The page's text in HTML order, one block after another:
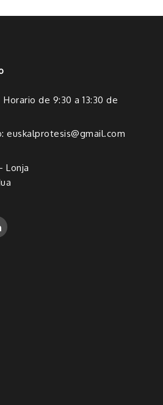
de 9:30 a 13:30 de
euskalprotesis@gmail.com
Lonja